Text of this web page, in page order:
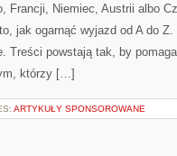
Francji, Niemiec, Austrii albo
jak ogarnąć wyjazd od A do
Treści powstają tak, by
którzy […]
ARTYKUŁY SPONSOROWANE